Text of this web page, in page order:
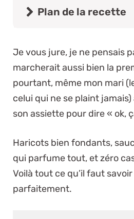
Plan de la recette
Je vous jure, je ne pensais
marcherait aussi bien la
pourtant, même mon mari
celui qui ne se plaint
son assiette pour dire « ok,
Haricots bien fondants,
qui parfume tout, et zéro
Voilà tout ce qu’il faut
parfaitement.